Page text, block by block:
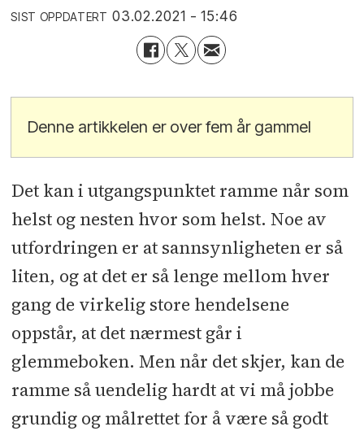
SIST OPPDATERT 03.02.2021 - 15:46
Denne artikkelen er over fem år gammel
Det kan i utgangspunktet ramme når som
helst og nesten hvor som helst. Noe av
utfordringen er at sannsynligheten er så
liten, og at det er så lenge mellom hver
gang de virkelig store hendelsene
oppstår, at det nærmest går i
glemmeboken. Men når det skjer, kan de
ramme så uendelig hardt at vi må jobbe
grundig og målrettet for å være så godt